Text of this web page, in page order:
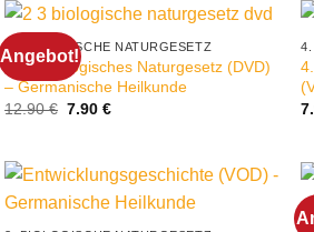
Angebot!
2. BIOLOGISCHE NATURGESETZ
2.+3. Biologisches Naturgesetz (DVD)
– Germanische Heilkunde
12.90€ Ursprünglicher
7.90€Aktueller
4.